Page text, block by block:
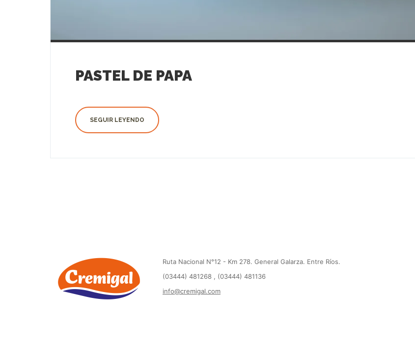
PASTEL DE PAPA
SEGUIR LEYENDO
Ruta Nacional N°12 - Km 278. General Galarza. Entre Ríos.
(03444) 481268 , (03444) 481136
info@cremigal.com